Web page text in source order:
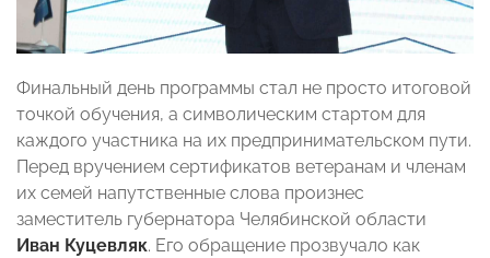
Финальный день программы стал не просто итоговой
точкой обучения, а символическим стартом для
каждого участника на их предпринимательском пути.
Перед вручением сертификатов ветеранам и членам
их семей напутственные слова произнес
заместитель губернатора Челябинской области
Иван Куцевляк. Его обращение прозвучало как